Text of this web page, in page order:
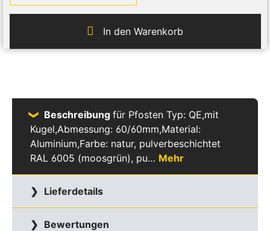
In den Warenkorb
Beschreibung für Pfosten Typ: QE,mit
Kugel,Abmessung: 60/60mm,Material:
Aluminium,Farbe: natur, pulverbeschichtet
RAL 6005 (moosgrün), pu… Mehr
Lieferdetails
Bewertungen